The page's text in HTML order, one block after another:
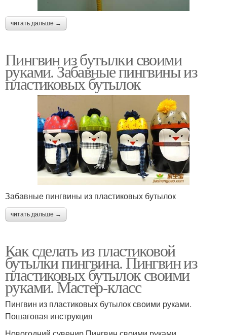
читать дальше →
Пингвин из бутылки своими
руками. Забавные пингвины из
пластиковых бутылок
Забавные пингвины из пластиковых бутылок
читать дальше →
Как сделать из пластиковой
бутылки пингвина. Пингвин из
пластиковых бутылок своими
руками. Мастер-класс
Пингвин из пластиковых бутылок своими руками.
Пошаговая инструкция